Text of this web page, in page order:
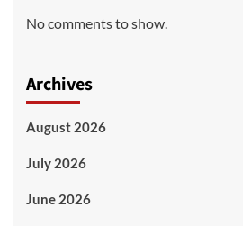
No comments to show.
Archives
August 2026
July 2026
June 2026